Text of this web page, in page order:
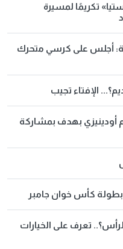
تكريمًا لمسيرة
أجلس على كرسي متحرك
الإفتاء تجيب
أودينيزي بهدف بمشاركة
بطولة كأس خوان جامبر
تعرف على الخيارات